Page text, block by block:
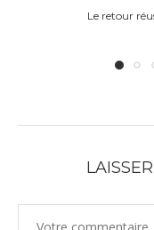
Le retour